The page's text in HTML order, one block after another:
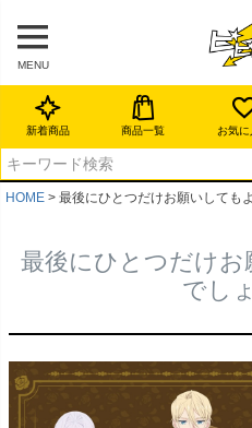
MENU
新着商品 商品一覧 お気に
HOME 最後にひとつだけお願いしても
最後にひとつだけ
でし